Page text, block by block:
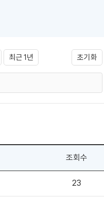
최근 1년 초기화
조회수
23